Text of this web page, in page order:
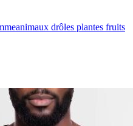
animaux drôles plantes fruits